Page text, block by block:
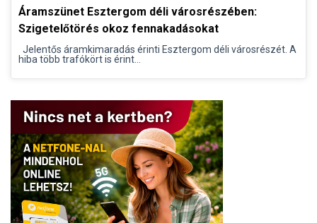
Áramszünet Esztergom déli városrészében:
Szigetelőtörés okoz fennakadásokat
Jelentős áramkimaradás érinti Esztergom déli városrészét. A
hiba több trafókört is érint...